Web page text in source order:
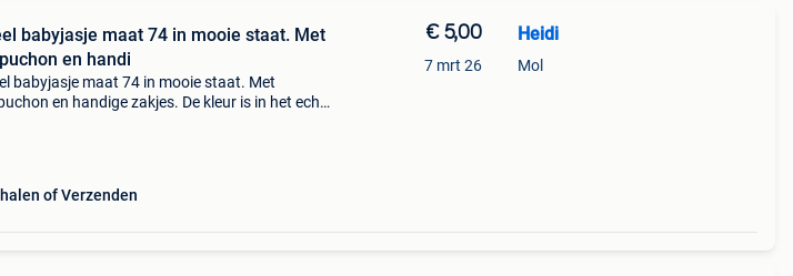
babyjasje maat 74 in mooie staat. Met
en handi
babyjasje maat 74 in mooie staat. Met
en handige zakjes. De kleur is in het echt
of Verzenden
€ 5,00
7 mrt 26
Heidi
Mol